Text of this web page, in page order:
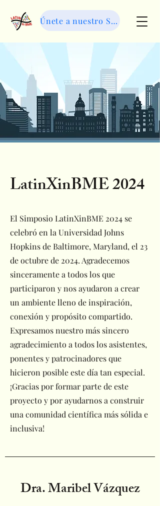
LatinXinBME Únete a nuestro Slack
LatinXinBME 2024
El Simposio LatinXinBME 2024 se
celebró en la Universidad Johns
Hopkins de Baltimore, Maryland, el 23
de octubre de 2024. Agradecemos
sinceramente a todos los que
participaron y nos ayudaron a crear
un ambiente lleno de inspiración,
conexión y propósito compartido.
Expresamos nuestro más sincero
agradecimiento a todos los asistentes,
ponentes y patrocinadores que
hicieron posible este día tan especial.
¡Gracias por formar parte de este
proyecto y por ayudarnos a construir
una comunidad científica más sólida e
inclusiva!
Dra. Maribel Vázquez